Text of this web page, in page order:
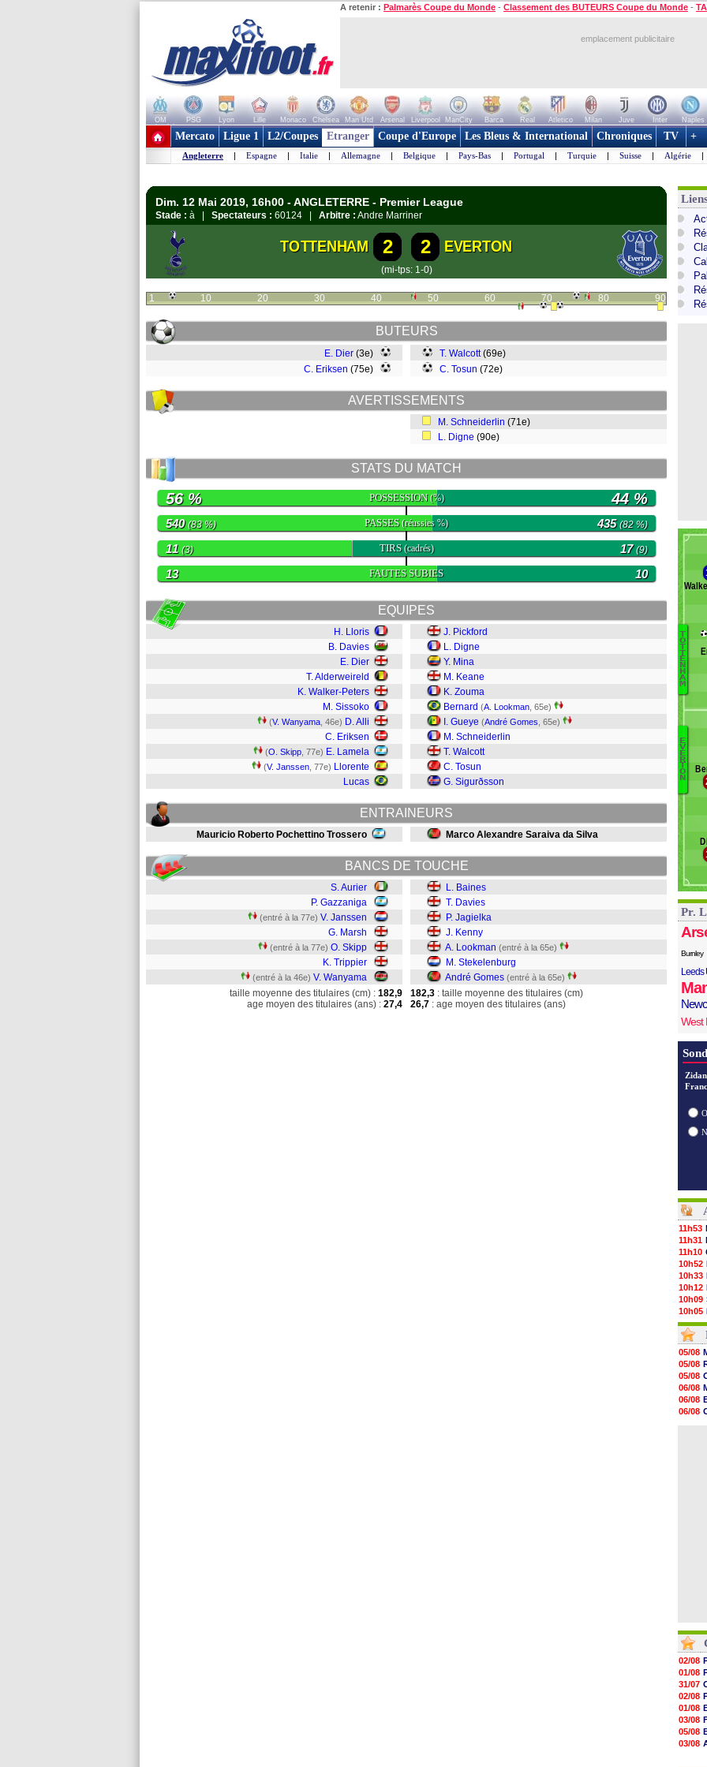
A retenir : Palmarès Coupe du Monde - Classement des BUTEURS Coupe du Monde -
emplacement publicitaire
OM PSG Lyon Lille Monaco Chelsea Man Utd Arsenal Liverpool ManCity Barca Real Atletico Milan Juve Inter Naples
+ de clubs
Mercato Ligue 1 L2/Coupes Etranger Coupe d'Europe Les Bleus & International Chroniques TV +
Angleterre | Espagne | Italie | Allemagne | Belgique | Pays-Bas | Portugal | Turquie | Suisse | Algérie |
Dim. 12 Mai 2019, 16h00 - ANGLETERRE - Premier League
Stade : à | Spectateurs : 60124 | Arbitre : Andre Marriner
TOTTENHAM 2 2 EVERTON
(mi-tps: 1-0)
1 10 20 30 40 50 60 70 80 90
BUTEURS
E. Dier (3e)
C. Eriksen (75e)
T. Walcott(69e)
C. Tosun (72e)
AVERTISSEMENTS
M. Schneiderlin (71e)
L. Digne (90e)
STATS DU MATCH
POSSESSION(%)
56 % 44 %
PASSES(réussies %)
540(83 %) 435(82 %)
TIRS(cadrés)
11 (3) 17(9)
FAUTES SUBIES
13 10
EQUIPES
H. Lloris
B. Davies
E. Dier
T. Alderweireld
K. Walker-Peters
M. Sissoko
(V. Wanyama , 46e) D. Alli
C. Eriksen
(O. Skipp , 77e) E. Lamela
(V. Janssen , 77e) Llorente
Lucas
J. Pickford
L. Digne
Y. Mina
M. Keane
K. Zouma
Bernard (A. Lookman , 65e)
I. Gueye (André Gomes , 65e)
M. Schneiderlin
T. Walcott
C. Tosun
G. Sigurðsson
ENTRAINEURS
Mauricio Roberto Pochettino Trossero Marco Alexandre Saraiva da Silva
BANCS DE TOUCHE
S. Aurier
P. Gazzaniga
(entré à la 77e) V. Janssen
G. Marsh
(entré à la 77e) O. Skipp
K. Trippier
(entré à la 46e) V. Wanyama
L. Baines
T. Davies
P. Jagielka
J. Kenny
A. Lookman (entré à la 65e)
M. Stekelenburg
André Gomes (entré à la 65e)
taille moyenne des titulaires (cm) : 182,9
age moyen des titulaires (ans) : 27,4
182,3 : taille moyenne des titulaires (cm)
26,7 : age moyen des titulaires (ans)
T
O
T
T
E
N
H
A
M
E
V
E
R
O
N
Pr.
Burnley
Leeds
West
11h53
11h31
11h10
10h52
10h33
10h12
10h09
10h05
09h44
09h24
09h06
08h44
08h22
06/08
06/08
06/08
06/08
05/08
05/08
05/08
06/08
06/08
06/08
02/08
01/08
31/07
02/08
01/08
03/08
05/08
03/08